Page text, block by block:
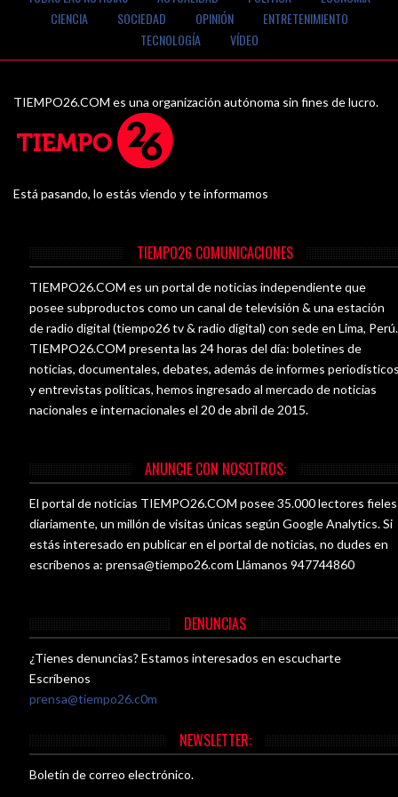
CIENCIA
SOCIEDAD OPINIÓN
ENTRETENIMIENTO
TECNOLOGÍA
VÍDEO
TIEMPO26.COM es una organización autónoma sin fines de lucro.
Está pasando, lo estás viendo y te informamos
TIEMPO26 COMUNICACIONES
TIEMPO26.COM es un portal de noticias independiente que
posee subproductos como un canal de televisión & una estación
de radio digital (tiempo26 tv & radio digital) con sede en Lima, Perú.
TIEMPO26.COM presenta las 24 horas del día: boletines de
noticias, documentales, debates, además de informes
y entrevistas políticas, hemos ingresado al mercado de noticias
nacionales e internacionales el 20 de abril de 2015.
ANUNCIE CON NOSOTROS:
El portal de noticias TIEMPO26.COM posee 35.000 lectores fieles
diariamente, un millón de visitas únicas según Google Analytics. Si
estás interesado en publicar en el portal de noticias, no dudes en
escríbenos a:prensa@tiempo26.com Llámanos 947744860
DENUNCIAS
¿Tienes denuncias? Estamos interesados en escucharte
Escríbenos
prensa@tiempo26.c0m
NEWSLETTER:
Boletín de correo electrónico.